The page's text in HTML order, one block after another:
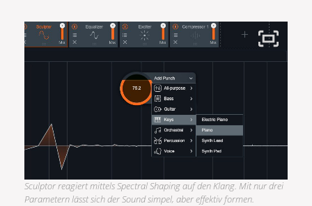
Sculptor reagiert mittels Spectral Shaping auf den Klang. Mit nur drei
Parametern lässt sich der Sound simpel, aber effektiv formen.